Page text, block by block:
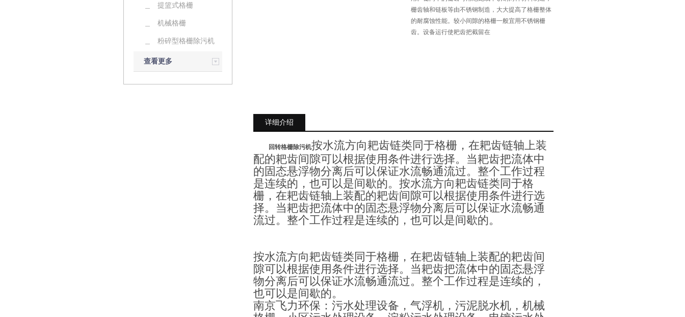
提篮式格栅
机械格栅
粉碎型格栅除污机
查看更多
栅齿轴和链板等由不锈钢制造，大大提高了格栅整体
的耐腐蚀性能。较小间隙的格栅一般宜用不锈钢栅
齿。设备运行使耙齿把截留在
详细介绍
回转格栅除污机按水流方向耙齿链类同于格栅，在耙齿链轴上装
配的耙齿间隙可以根据使用条件进行选择。当耙齿把流体中
的固态悬浮物分离后可以保证水流畅通流过。整个工作过程
是连续的，也可以是间歇的。按水流方向耙齿链类同于格
栅，在耙齿链轴上装配的耙齿间隙可以根据使用条件进行选
择。当耙齿把流体中的固态悬浮物分离后可以保证水流畅通
流过。整个工作过程是连续的，也可以是间歇的。
按水流方向耙齿链类同于格栅，在耙齿链轴上装配的耙齿间
隙可以根据使用条件进行选择。当耙齿把流体中的固态悬浮
物分离后可以保证水流畅通流过。整个工作过程是连续的，
也可以是间歇的。
南京飞力环保：污水处理设备，气浮机，污泥脱水机，机械